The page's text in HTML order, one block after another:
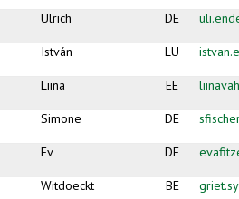
Ulrich DE
István LU
Liina EE
Simone DE
Ev DE
Witdoeckt BE